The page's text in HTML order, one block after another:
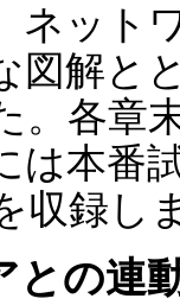
ネット
図解と
。各章
は本番
収録し
との連